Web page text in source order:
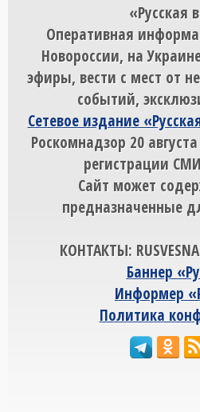
«Русская
Оперативная
Новороссии, на
эфиры, вести с мест от
событий,
Сетевое издание
Роскомнадзор 20
регистрации
Сайт может
предназначенные
КОНТАКТЫ:
Баннер
Информер
Политика